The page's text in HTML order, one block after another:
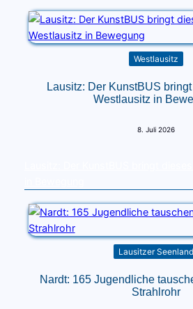
Westlausitz
Lausitz: Der KunstBUS
Westlausitz in
8. Juli 2026
Lausitzer Seenland
Nardt: 165 Jugendliche
Strahlrohr